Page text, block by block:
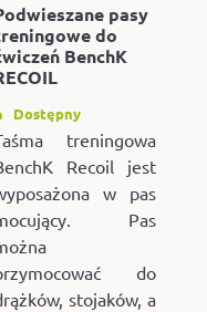
pasy
do
BenchK
Dostępny
treningowa
Recoil jest
w pas
Pas
do
stojaków, a